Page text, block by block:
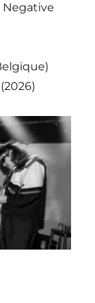
Negative